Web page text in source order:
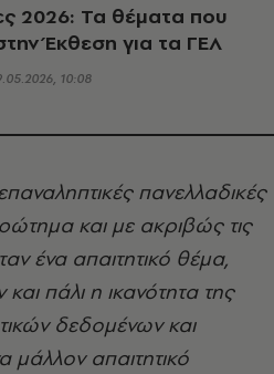
2026: Τα θέματα που
Έκθεση για τα ΓΕΛ
10:08
πανελλαδικές
και με ακριβώς τις
ένα απαιτητικό θέμα,
πάλι η ικανότητα της
δεδομένων και
μάλλον απαιτητικό